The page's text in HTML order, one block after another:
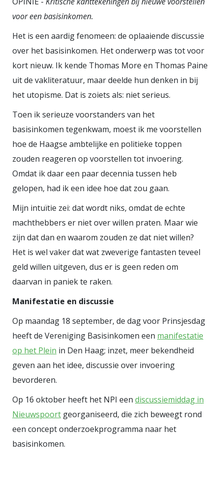
enkel land met een A status meer
over. Maar dat is geen reden voor
paniek.
voor een basisinkomen.
Het is een aardig fenomeen: de oplaaiende discussie
over het basisinkomen. Het onderwerp was tot voor
kort nieuw. Ik kende Thomas More en Thomas Paine
uit de vakliteratuur, maar deelde hun denken in bij
het utopisme. Dat is zoiets als: niet serieus.
Toen ik serieuze voorstanders van het
basisinkomen tegenkwam, moest ik me voorstellen
hoe de Haagse ambtelijke en politieke toppen
zouden reageren op voorstellen tot invoering.
Omdat ik daar een paar decennia tussen heb
gelopen, had ik een idee hoe dat zou gaan.
Mijn intuïtie zei: dat wordt niks, omdat de echte
machthebbers er niet over willen praten. Maar wie
zijn dat dan en waarom zouden ze dat niet willen?
Het is wel vaker dat wat zweverige fantasten teveel
geld willen uitgeven, dus er is geen reden om
daarvan in paniek te raken.
Manifestatie en discussie
Op maandag 18 september, de dag voor Prinsjesdag
heeft de Vereniging Basisinkomen een manifestatie
op het Plein in Den Haag; inzet, meer bekendheid
geven aan het idee, discussie over invoering
bevorderen.
Op 16 oktober heeft het NPI een discussiemiddag in
Nieuwspoort georganiseerd, die zich beweegt rond
een concept onderzoekprogramma naar het
basisinkomen.